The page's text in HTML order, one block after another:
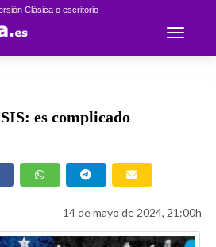
Clásica o escritorio
Toggle
es complicado
14 de mayo de 2024, 21:00h